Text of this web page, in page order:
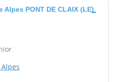
PONT DE CLAIX (LE)